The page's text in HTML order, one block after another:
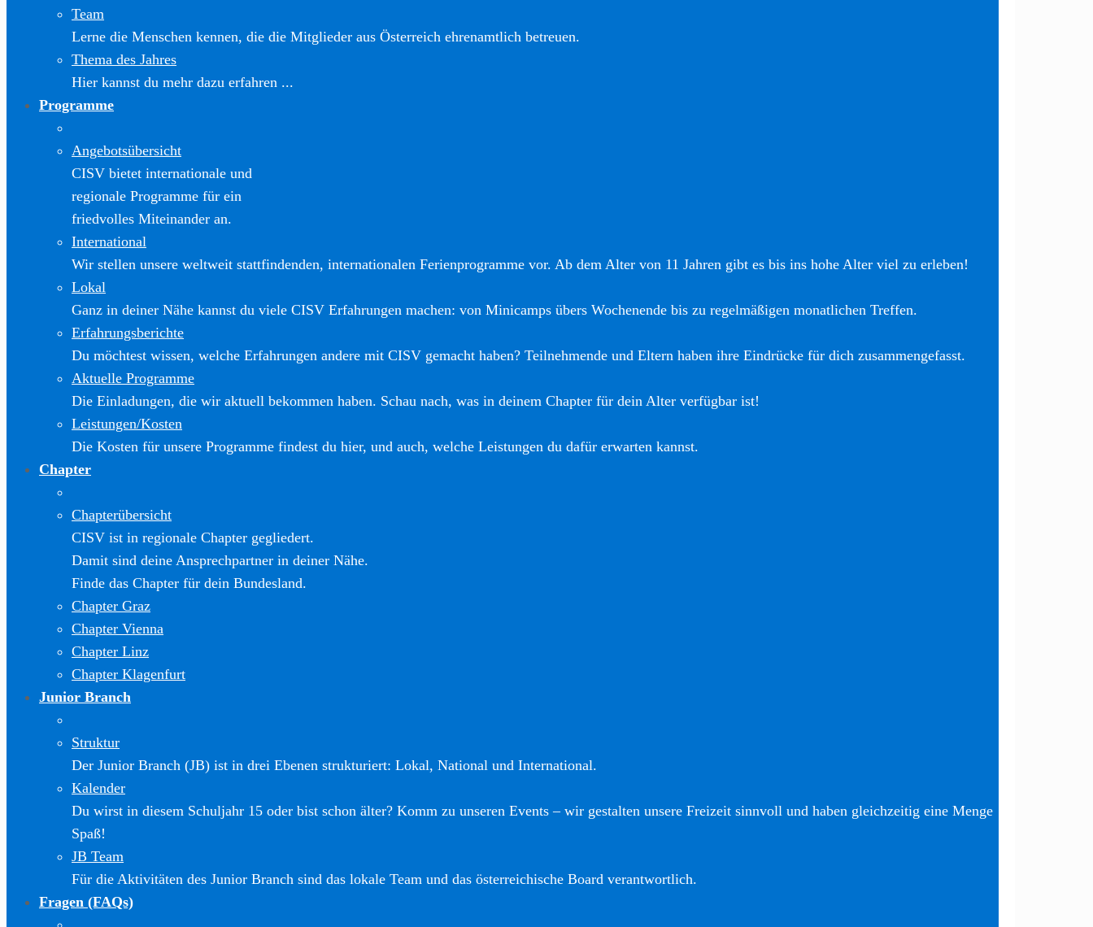
Team
Lerne die Menschen kennen, die die Mitglieder aus Österreich ehrenamtlich betreuen.
Thema des Jahres
Hier kannst du mehr dazu erfahren ...
Programme
Angebotsübersicht
CISV bietet internationale und
regionale Programme für ein
friedvolles Miteinander an.
International
Wir stellen unsere weltweit stattfindenden, internationalen Ferienprogramme vor. Ab dem Alter von 11 Jahren gibt es bis ins hohe Alter viel zu erleben!
Lokal
Ganz in deiner Nähe kannst du viele CISV Erfahrungen machen: von Minicamps übers Wochenende bis zu regelmäßigen monatlichen Treffen.
Erfahrungsberichte
Du möchtest wissen, welche Erfahrungen andere mit CISV gemacht haben? Teilnehmende und Eltern haben ihre Eindrücke für dich zusammengefasst.
Aktuelle Programme
Die Einladungen, die wir aktuell bekommen haben. Schau nach, was in deinem Chapter für dein Alter verfügbar ist!
Leistungen/Kosten
Die Kosten für unsere Programme findest du hier, und auch, welche Leistungen du dafür erwarten kannst.
Chapter
Chapterübersicht
CISV ist in regionale Chapter gegliedert.
Damit sind deine Ansprechpartner in deiner Nähe.
Finde das Chapter für dein Bundesland.
Chapter Graz
Chapter Vienna
Chapter Linz
Chapter Klagenfurt
Junior Branch
Struktur
Der Junior Branch (JB) ist in drei Ebenen strukturiert: Lokal, National und International.
Kalender
Du wirst in diesem Schuljahr 15 oder bist schon älter? Komm zu unseren Events – wir gestalten unsere Freizeit sinnvoll und haben gleichzeitig eine Menge
Spaß!
JB Team
Für die Aktivitäten des Junior Branch sind das lokale Team und das österreichische Board verantwortlich.
Fragen (FAQs)